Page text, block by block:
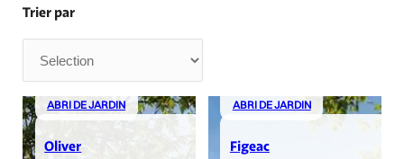
Trier par
ABRI DE JARDIN
Oliver
ABRI DE JARDIN
Figeac